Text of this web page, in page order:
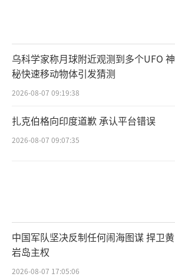
乌科学家称月球附近观测到多个UFO 神
秘快速移动物体引发猜测
2026-08-07 09:19:38
扎克伯格向印度道歉 承认平台错误
2026-08-07 09:07:35
中国军队坚决反制任何闹海图谋 捍卫黄
岩岛主权
2026-08-07 17:05:06